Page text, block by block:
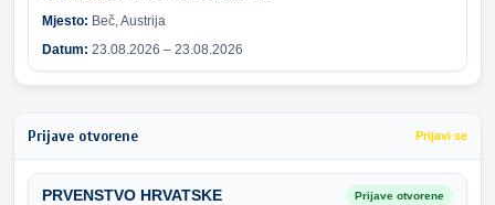
Mjesto: Beč, Austrija
Datum: 23.08.2026 – 23.08.2026
Prijave otvorene Prijavi se
PRVENSTVO HRVATSKE Prijave otvorene